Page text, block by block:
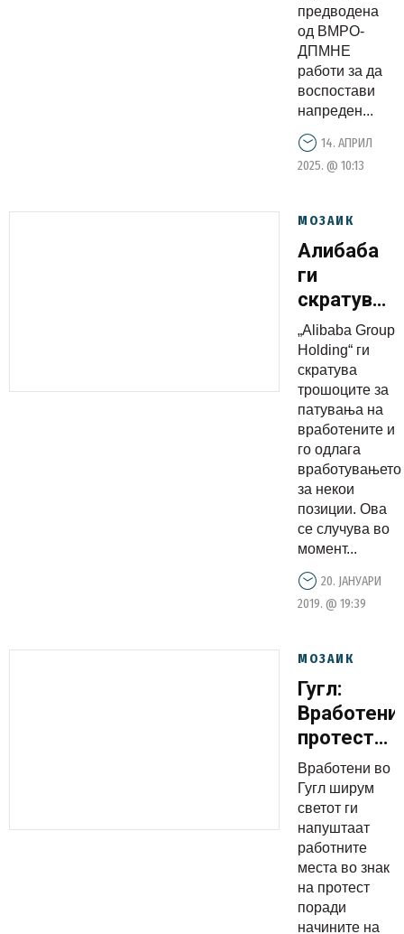
мандат
ќе има од
46% до 60
% со цел
модерно
и
предводена
од ВМРО-
ДПМНЕ
работи за да
воспостави
напреден...
14. АПРИЛ
2025. @ 10:13
МОЗАИК
Алибаба
ги
скратува
патните
трошоци
на
и ги
одложи
„Alibabа Group
Holding“ ги
скратува
трошоците за
патувања на
вработените и
го одлага
вработувањето
за некои
позиции. Ова
се случува во
момент...
20. ЈАНУАРИ
2019. @ 19:39
МОЗАИК
Гугл:
поради
кон
жените
Вработени во
Гугл ширум
светот ги
напуштаат
работните
места во знак
на протест
поради
начините на